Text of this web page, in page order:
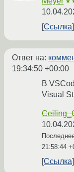
Ссылка
Ответ на:
19:34:50 +00:00
В
Visual
21:58:44
Ссылка